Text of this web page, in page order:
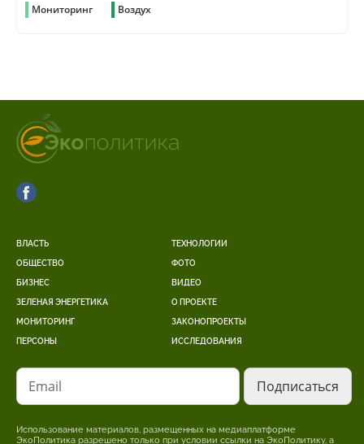
Мониторинг Воздух
ВЛАСТЬ
ОБЩЕСТВО
БИЗНЕС
ЗЕЛЕНАЯ ЭНЕРГЕТИКА
МОНИТОРИНГ
ПЕРСОНЫ
ТЕХНОЛОГИИ
ФОТО
ВИДЕО
О ПРОЕКТЕ
ЗАКОНОПРОЕКТЫ
ИССЛЕДОВАНИЯ
Email
Использование материалов, размещенных на медиаплатформе
ЭкоПолитика разрешено только при условии ссылки на ЭкоПолитику, а